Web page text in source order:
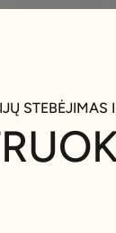
STEBĖJIMAS